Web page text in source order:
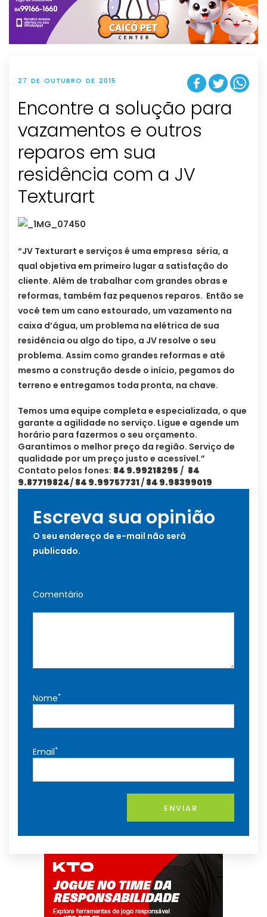
t
i
o
n
27 DE OUTUBRO DE 2015
Encontre a solução para
vazamentos e outros
reparos em sua
residência com a JV
Texturart
“JV Texturart e serviços é uma empresa séria, a
qual objetiva em primeiro lugar a satisfação do
cliente. Além de trabalhar com grandes obras e
reformas, também faz pequenos reparos. Então se
você tem um cano estourado, um vazamento na
caixa d’água, um problema na elétrica de sua
residência ou algo do tipo, a JV resolve o seu
problema. Assim como grandes reformas e até
mesmo a construção desde o início, pegamos do
terreno e entregamos toda pronta, na chave.
Temos uma equipe completa e especializada, o que
garante a agilidade no serviço. Ligue e agende um
horário para fazermos o seu orçamento.
Garantimos o melhor preço da região. Serviço de
qualidade por um preço justo e acessível.”
Contato pelos fones: 84 9.99218295 / 84
9.87719824/ 84 9.99757731/ 84 9.98399019
Escreva sua opinião
O seu endereço de e-mail não será
publicado.
Comentário
Nome*
Email*
ENVIAR